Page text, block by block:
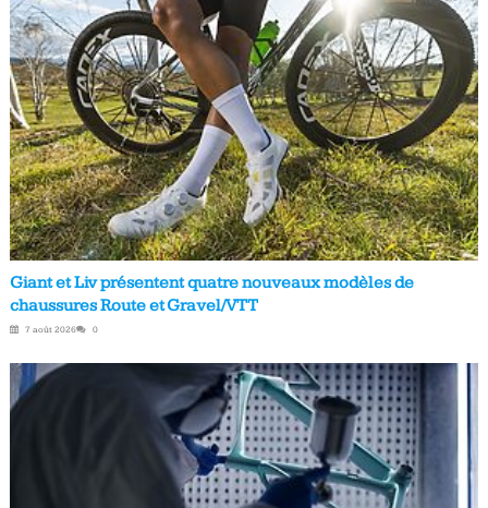
Giant et Liv présentent quatre nouveaux modèles de
chaussures Route et Gravel/VTT
7 août 2026 0